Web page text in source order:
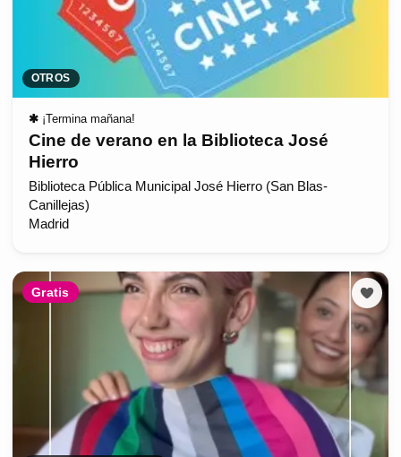
OTROS
✱ ¡Termina mañana!
Cine de verano en la Biblioteca José
Hierro
Biblioteca Pública Municipal José Hierro (San Blas-
Canillejas)
Madrid
Gratis